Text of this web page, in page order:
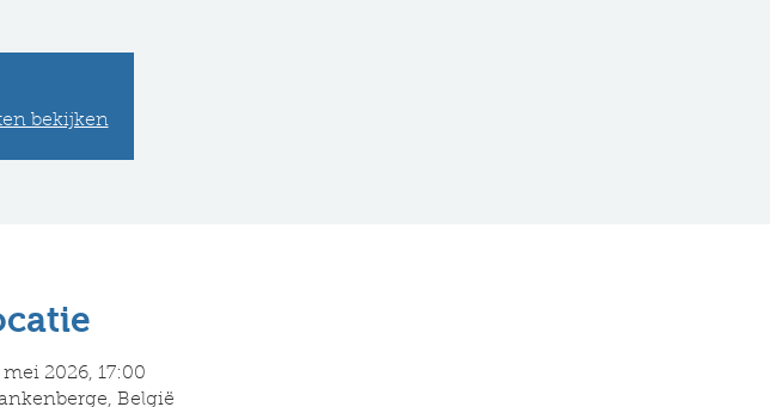
bekijken
2026, 17:00
België